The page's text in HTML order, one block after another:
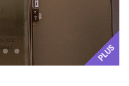
PLUS